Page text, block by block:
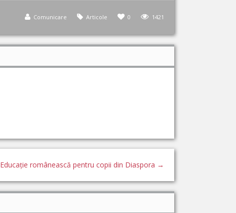
1421
0
Articole
Comunicare
Educație românească pentru copii din Diaspora →